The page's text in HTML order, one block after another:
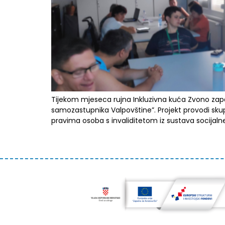
Tijekom mjeseca rujna Inkluzivna kuća Zvono
samozastupnika Valpovštine”. Projekt provodi
pravima osoba s invaliditetom iz sustava